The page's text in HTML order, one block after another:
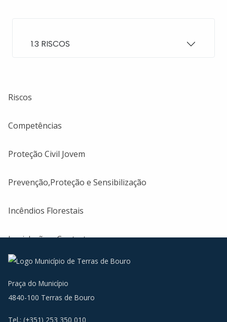
1.3 RISCOS
Riscos
Competências
Proteção Civil Jovem
Prevenção,Proteção e Sensibilização
Incêndios Florestais
Legislação e Contactos
Praça do Município
4840-100 Terras de Bouro
Tel.: (+351) 253 350 010